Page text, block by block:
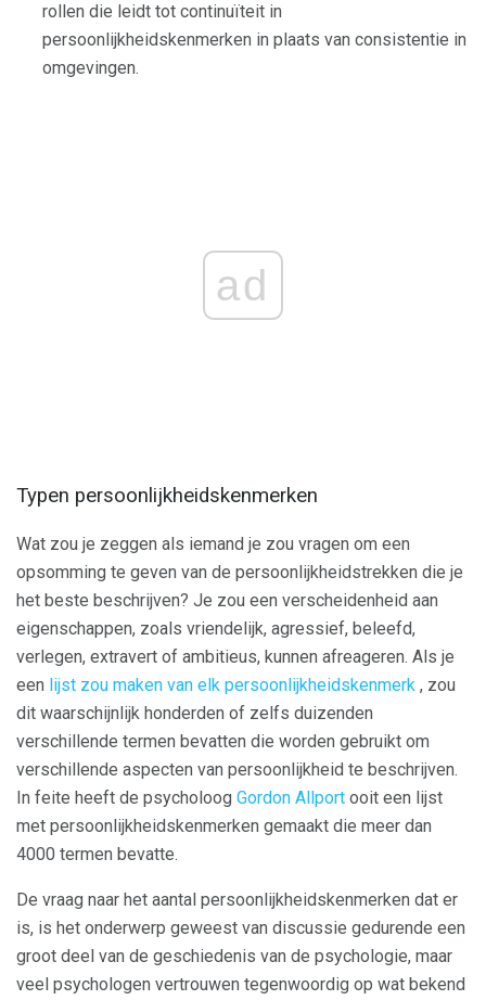
rollen die leidt tot continuïteit in
persoonlijkheidskenmerken in plaats van consistentie in
omgevingen.
ad
Typen persoonlijkheidskenmerken
Wat zou je zeggen als iemand je zou vragen om een ​​
opsomming te geven van de persoonlijkheidstrekken die je
het beste beschrijven? Je zou een verscheidenheid aan
eigenschappen, zoals vriendelijk, agressief, beleefd,
verlegen, extravert of ambitieus, kunnen afreageren. Als je
een lijst zou maken van elk persoonlijkheidskenmerk , zou
dit waarschijnlijk honderden of zelfs duizenden
verschillende termen bevatten die worden gebruikt om
verschillende aspecten van persoonlijkheid te beschrijven.
In feite heeft de psycholoog Gordon Allport ooit een lijst
met persoonlijkheidskenmerken gemaakt die meer dan
4000 termen bevatte.
De vraag naar het aantal persoonlijkheidskenmerken dat er
is, is het onderwerp geweest van discussie gedurende een
groot deel van de geschiedenis van de psychologie, maar
veel psychologen vertrouwen tegenwoordig op wat bekend